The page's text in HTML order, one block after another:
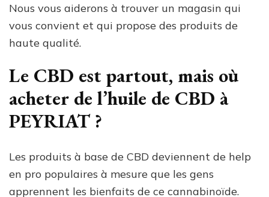
Nous vous aiderons à trouver un magasin qui
vous convient et qui propose des produits de
haute qualité.
Le CBD est partout, mais où
acheter de l’huile de CBD à
PEYRIAT ?
Les produits à base de CBD deviennent de help
en pro populaires à mesure que les gens
apprennent les bienfaits de ce cannabinoïde.